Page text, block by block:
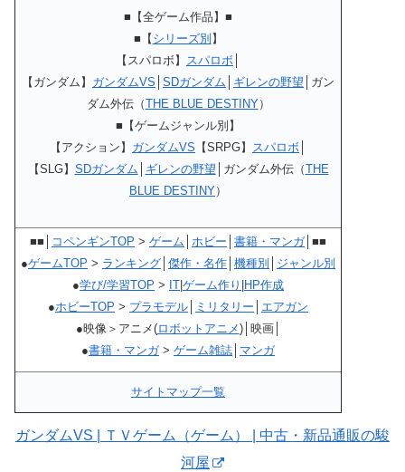
■【全ゲーム作品】■
■【 シリーズ別 】
【スパロボ】 スパロボ
【ガンダム】 ガンダムVS SDガンダム ギレンの野望 │ガン
ダム外伝（THE BLUE DESTINY）
■【ゲームジャンル別】
【アクション】 ガンダムVS 【SRPG】 スパロボ
【SLG】 SDガンダム ギレンの野望 │ガンダム外伝（THE
BLUE DESTINY）
■■│ コペンギンTOP > ゲーム ホビー 書籍・マンガ│■■
●ゲームTOP > ランキング 傑作・名作 機種別
ジャンル別
●学び/学習TOP > IT ゲーム作り HP作成
●ホビーTOP > プラモデル ミリタリー
エアガン
●映像＞アニメ(ロボットアニメ)│映画│
●書籍・マンガ> ゲーム雑誌 マンガ
サイトマップ一覧
ガンダムVS | ＴＶゲーム（ゲーム） | 中古・新品通販の駿
河屋